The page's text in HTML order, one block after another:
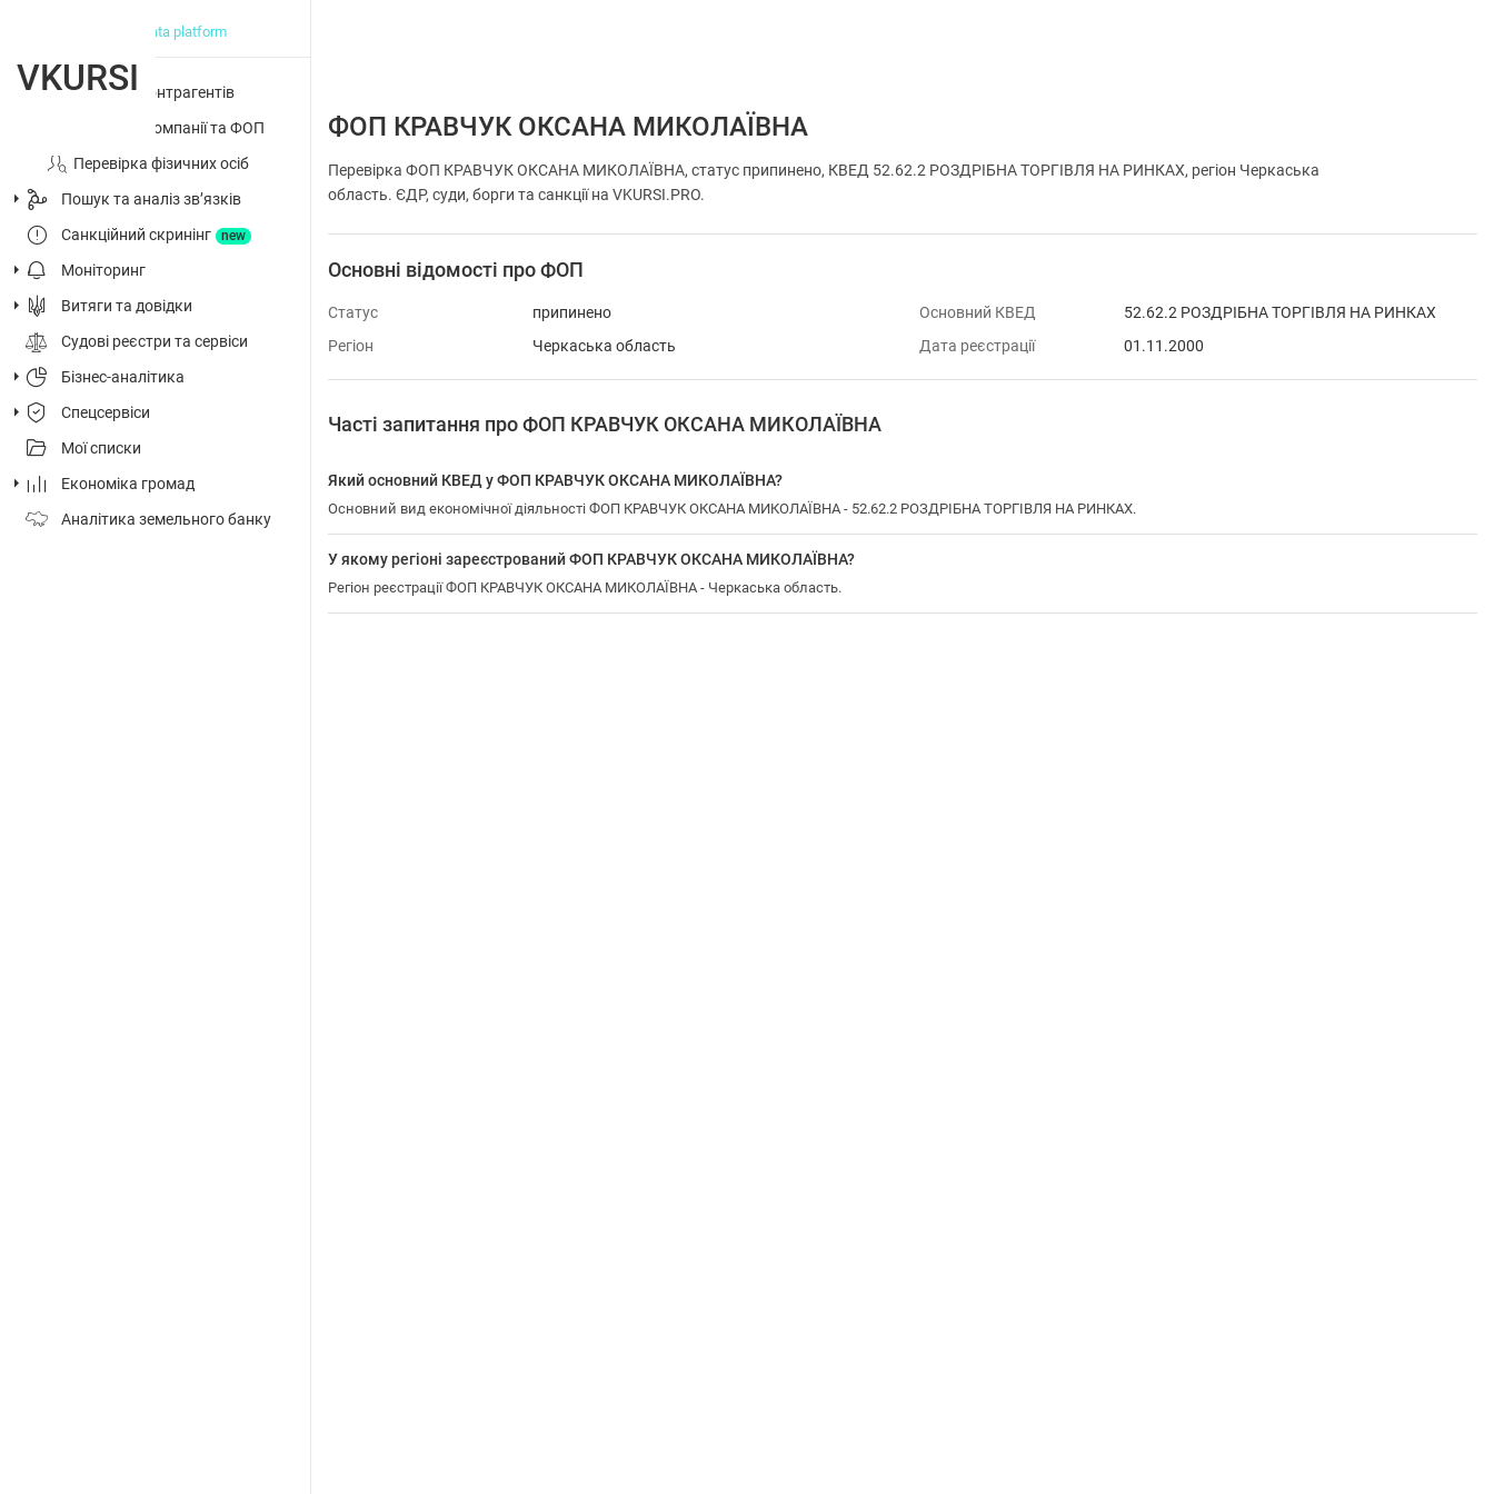
big data platform
Перевірка контрагентів
Досьє на компанії та ФОП
Перевірка фізичних осіб
Пошук та аналіз звʼязків
Санкційний скринінг
new
Моніторинг
Витяги та довідки
Судові реєстри та сервіси
Бізнес-аналітика
Спецсервіси
Мої списки
Економіка громад
Аналітика земельного банку
ФОП КРАВЧУК ОКСАНА МИКОЛАЇВНА
Перевірка ФОП КРАВЧУК ОКСАНА МИКОЛАЇВНА, статус припинено, КВЕД 52.62.2 РОЗДРІБНА ТОРГІВЛЯ НА РИНКАХ, регіон Черкаська
область. ЄДР, суди, борги та санкції на VKURSI.PRO.
Основні відомості про ФОП
Статус припинено Основний КВЕД
52.62.2 РОЗДРІБНА ТОРГІВЛЯ НА РИНКАХ
Регіон
Черкаська область Дата реєстрації 01.11.2000
Часті запитання про ФОП КРАВЧУК ОКСАНА МИКОЛАЇВНА
Який основний КВЕД у ФОП КРАВЧУК ОКСАНА МИКОЛАЇВНА?
Основний вид економічної діяльності ФОП КРАВЧУК ОКСАНА МИКОЛАЇВНА - 52.62.2 РОЗДРІБНА ТОРГІВЛЯ НА РИНКАХ.
У якому регіоні зареєстрований ФОП КРАВЧУК ОКСАНА МИКОЛАЇВНА?
Регіон реєстрації ФОП КРАВЧУК ОКСАНА МИКОЛАЇВНА - Черкаська область.
VKURSI